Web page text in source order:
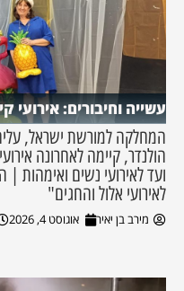
עשייה וחיבורים: אירועי
המחלקה למורשת ישראל,
הולנדר, קיימה לאחרונה
ועד לאירועי נשים ואימהות
לאירועי אלול והחגים"
מירב בן יאיר אוגוסט 4, 2026